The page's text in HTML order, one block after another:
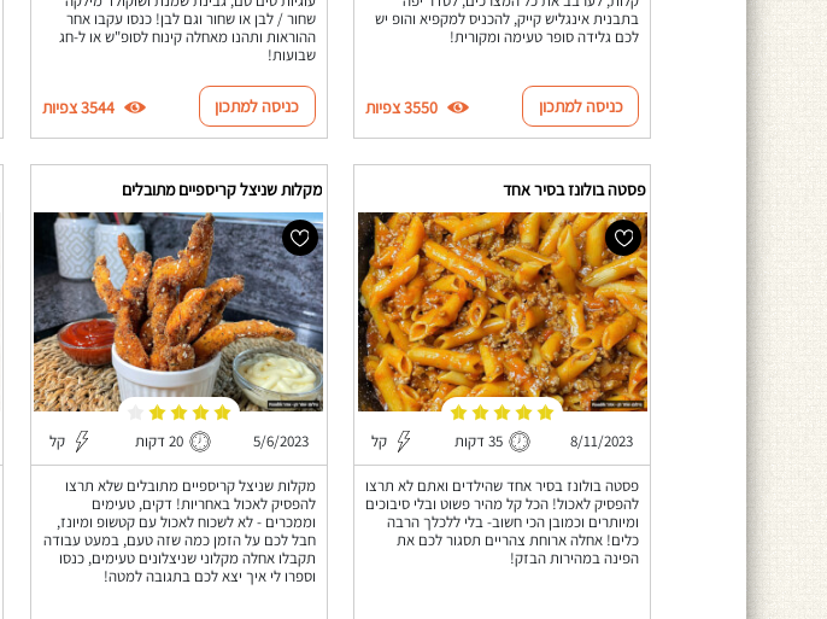
בתבנית אינגליש קייק, להכניס למקפיא והופ יש
לכם גלידה סופר טעימה ומקורית!
כניסה למתכון 3550 צפיות
שחור / לבן או שחור וגם לבן! כנסו עקבו אחר
ההוראות ותהנו מאחלה קינוח לסופ"ש או ל-חג
שבועות!
כניסה למתכון 3544 צפיות
פסטה בולונז בסיר אחד
8/11/2023 35 דקות קל
פסטה בולונז בסיר אחד שהילדים ואתם לא תרצו
להפסיק לאכול! הכל קל מהיר פשוט ובלי סיבוכים
ומיותרים וכמובן הכי חשוב- בלי ללכלך הרבה
כלים! אחלה ארוחת צהריים תסגור לכם את
הפינה במהירות הבזק!
מקלות שניצל קריספיים מתובלים
5/6/2023 20 דקות קל
מקלות שניצל קריספיים מתובלים שלא תרצו
להפסיק לאכול באחריות! דקים, טעימים
וממכרים - לא לשכוח לאכול עם קטשופ ומיונז,
חבל לכם על הזמן כמה שזה טעם, במעט עבודה
תקבלו אחלה מקלוני שניצלונים טעימים, כנסו
וספרו לי איך יצא לכם בתגובה למטה!